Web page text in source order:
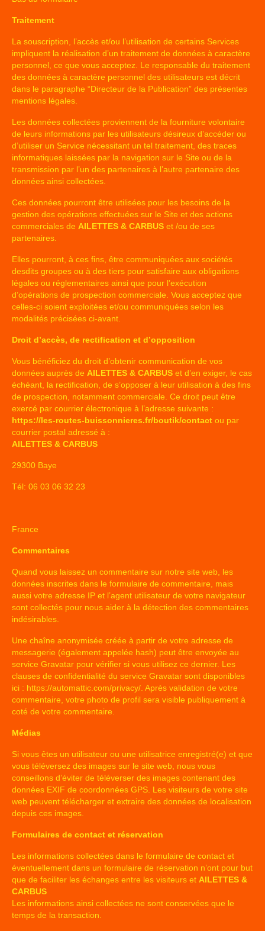
Traitement
La souscription, l’accès et/ou l’utilisation de certains Services
impliquent la réalisation d’un traitement de données à caractère
personnel, ce que vous acceptez. Le responsable du traitement
des données à caractère personnel des utilisateurs est décrit
dans le paragraphe “Directeur de la Publication” des présentes
mentions légales.
Les données collectées proviennent de la fourniture volontaire
de leurs informations par les utilisateurs désireux d’accéder ou
d’utiliser un Service nécessitant un tel traitement, des traces
informatiques laissées par la navigation sur le Site ou de la
transmission par l’un des partenaires à l’autre partenaire des
données ainsi collectées.
Ces données pourront être utilisées pour les besoins de la
gestion des opérations effectuées sur le Site et des actions
commerciales de AILETTES & CARBUS et /ou de ses
partenaires.
Elles pourront, à ces fins, être communiquées aux sociétés
desdits groupes ou à des tiers pour satisfaire aux obligations
légales ou réglementaires ainsi que pour l’exécution
d’opérations de prospection commerciale. Vous acceptez que
celles-ci soient exploitées et/ou communiquées selon les
modalités précisées ci-avant.
Droit d’accès, de rectification et d’opposition
Vous bénéficiez du droit d’obtenir communication de vos
données auprès de AILETTES & CARBUS et d’en exiger, le cas
échéant, la rectification, de s’opposer à leur utilisation à des fins
de prospection, notamment commerciale. Ce droit peut être
exercé par courrier électronique à l’adresse suivante :
https://les-routes-buissonnieres.fr/boutik/contact ou par
courrier postal adressé à :
AILETTES & CARBUS
29300 Baye
Tél: 06 03 06 32 23
France
Commentaires
Quand vous laissez un commentaire sur notre site web, les
données inscrites dans le formulaire de commentaire, mais
aussi votre adresse IP et l’agent utilisateur de votre navigateur
sont collectés pour nous aider à la détection des commentaires
indésirables.
Une chaîne anonymisée créée à partir de votre adresse de
messagerie (également appelée hash) peut être envoyée au
service Gravatar pour vérifier si vous utilisez ce dernier. Les
clauses de confidentialité du service Gravatar sont disponibles
ici : https://automattic.com/privacy/ . Après validation de votre
commentaire, votre photo de profil sera visible publiquement à
coté de votre commentaire.
Médias
Si vous êtes un utilisateur ou une utilisatrice enregistré(e) et que
vous téléversez des images sur le site web, nous vous
conseillons d’éviter de téléverser des images contenant des
données EXIF de coordonnées GPS. Les visiteurs de votre site
web peuvent télécharger et extraire des données de localisation
depuis ces images.
Formulaires de contact et réservation
Les informations collectées dans le formulaire de contact et
éventuellement dans un formulaire de réservation n’ont pour but
que de faciliter les échanges entre les visiteurs et AILETTES &
CARBUS
Les informations ainsi collectées ne sont conservées que le
temps de la transaction.